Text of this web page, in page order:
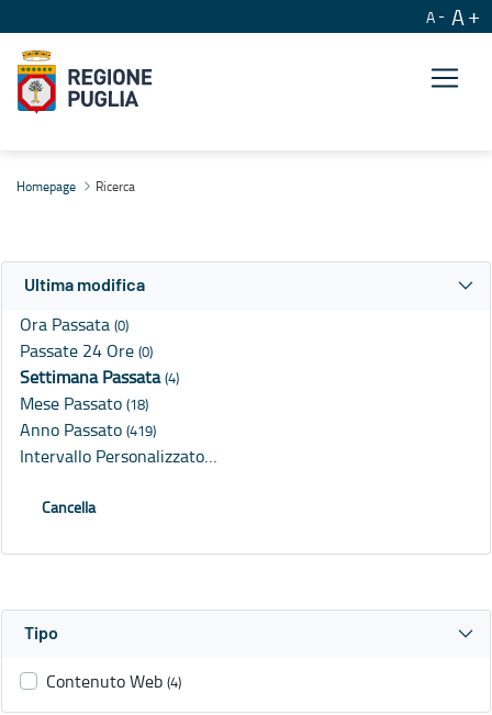
A A
Homepage Ricerca
Ultima modifica
Ora Passata (0)
Passate 24 Ore (0)
Settimana Passata(4)
Mese Passato (18)
Anno Passato (419)
Intervallo Personalizzato…
Cancella
Tipo
Contenuto Web (4)